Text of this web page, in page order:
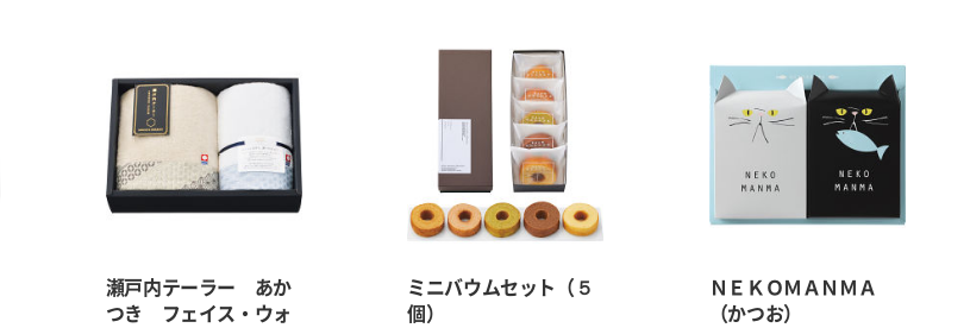
瀬戸内テーラー あか
つき フェイス・ウォ
ミニバウムセット（５
個）
ＮＥＫＯＭＡＮＭＡ
（かつお）